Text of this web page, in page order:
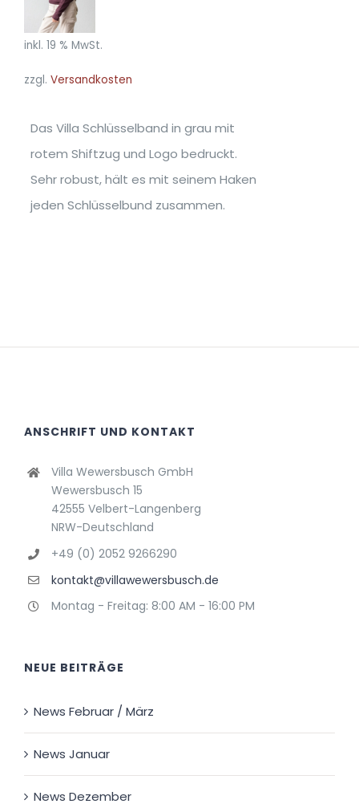
DETAILS
inkl. 19 % MwSt.
zzgl. Versandkosten
Das Villa Schlüsselband in grau mit
rotem Shiftzug und Logo bedruckt.
Sehr robust, hält es mit seinem Haken
jeden Schlüsselbund zusammen.
ANSCHRIFT UND KONTAKT
Villa Wewersbusch GmbH
Wewersbusch 15
42555 Velbert-Langenberg
NRW-Deutschland
+49 (0) 2052 9266290
kontakt@villawewersbusch.de
Montag - Freitag: 8:00 AM - 16:00 PM
NEUE BEITRÄGE
News Februar / März
News Januar
News Dezember